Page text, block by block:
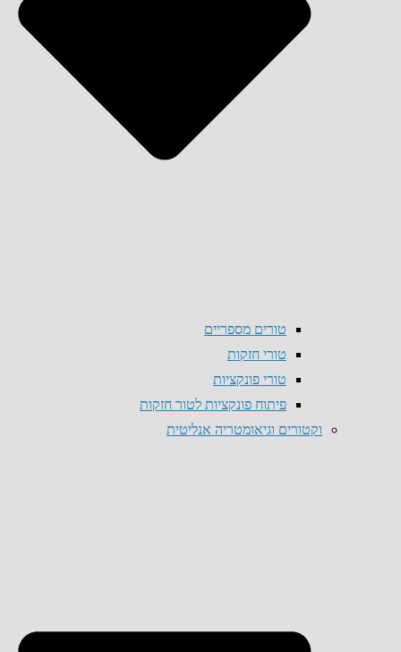
טורים מספריים
טורי חזקות
טורי פונקציות
פיתוח פונקציות לטור חזקות
וקטורים וגיאומטריה אנליטית